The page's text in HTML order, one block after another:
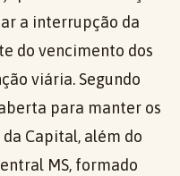
a interrupção da
do vencimento dos
viária. Segundo
para manter os
Capital, além do
MS, formado